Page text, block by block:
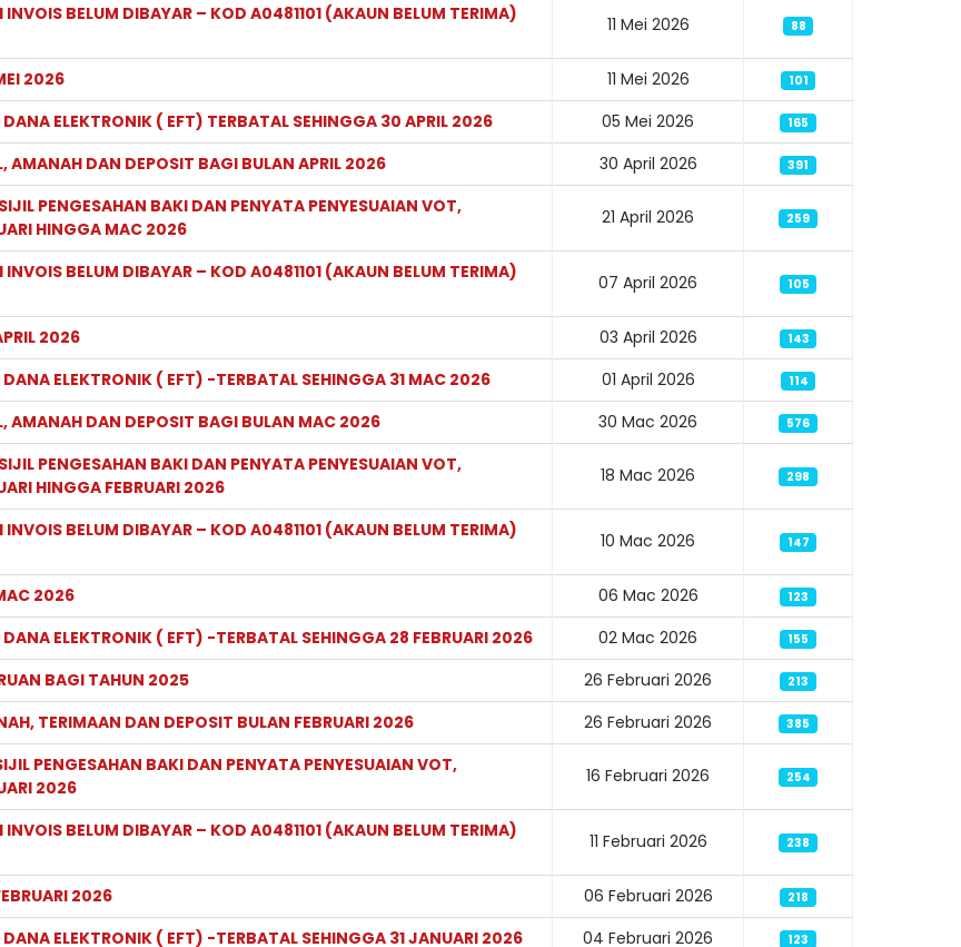
BELUM DIBAYAR – KOD A0481101 (AKAUN BELUM TERIMA)
11 Mei 2026 88
2026 11 Mei 2026 101
ELEKTRONIK ( EFT) TERBATAL SEHINGGA 30 APRIL 2026 05 Mei 2026 165
AMANAH DAN DEPOSIT BAGI BULAN APRIL 2026 30 April 2026 391
PENGESAHAN BAKI DAN PENYATA PENYESUAIAN VOT,
HINGGA MAC 2026
21 April 2026 259
BELUM DIBAYAR – KOD A0481101 (AKAUN BELUM TERIMA)
07 April 2026 105
2026 03 April 2026 143
ELEKTRONIK ( EFT) -TERBATAL SEHINGGA 31 MAC 2026 01 April 2026 114
AMANAH DAN DEPOSIT BAGI BULAN MAC 2026 30 Mac 2026 576
PENGESAHAN BAKI DAN PENYATA PENYESUAIAN VOT,
HINGGA FEBRUARI 2026
18 Mac 2026 298
BELUM DIBAYAR – KOD A0481101 (AKAUN BELUM TERIMA)
10 Mac 2026 147
2026 06 Mac 2026 123
ELEKTRONIK ( EFT) -TERBATAL SEHINGGA 28 FEBRUARI 2026 02 Mac 2026 155
BAGI TAHUN 2025 26 Februari 2026 213
TERIMAAN DAN DEPOSIT BULAN FEBRUARI 2026 26 Februari 2026 385
PENGESAHAN BAKI DAN PENYATA PENYESUAIAN VOT,
2026
16 Februari 2026 254
BELUM DIBAYAR – KOD A0481101 (AKAUN BELUM TERIMA)
11 Februari 2026 238
2026 06 Februari 2026 218
ELEKTRONIK ( EFT) -TERBATAL SEHINGGA 31 JANUARI 2026 04 Februari 2026 123